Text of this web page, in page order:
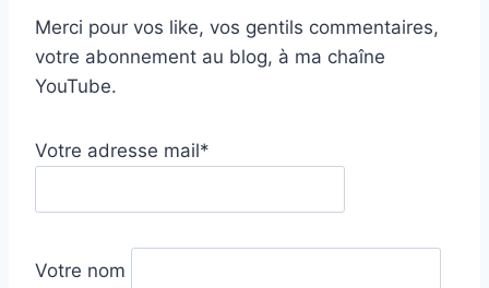
Merci pour vos like, vos gentils commentaires,
votre abonnement au blog, à ma chaîne
YouTube.
Votre adresse mail*
Votre nom